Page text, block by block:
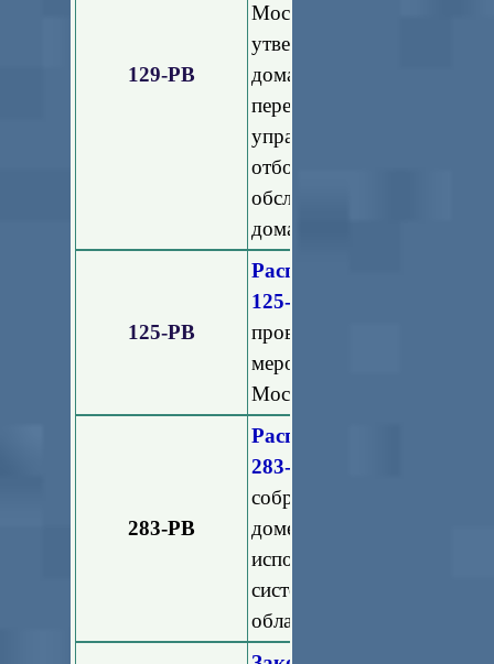
129-РВ
Московской
утверждении
домами в Московской
переходу
управление на
отбора
обслуживанию
домах, расположенных на
125-РВ
Распоряжение
125-РВ
проведению
мероприятий в
Московской области"
283-РВ
Распоряжение
283-РВ
собраний
доме, опроса и
использованием
системы жилищно-
области"